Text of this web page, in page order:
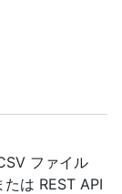
ファイル
は REST API